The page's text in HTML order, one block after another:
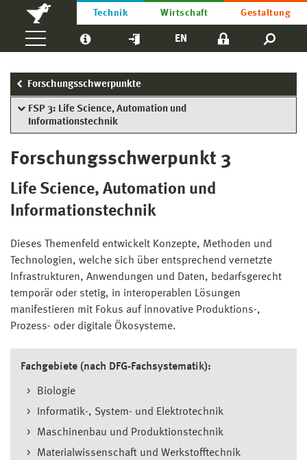
Technik Wirtschaft Gestaltung
EN
Forschungsschwerpunkte
FSP 3: Life Science, Automation und
Informationstechnik
Forschungsschwerpunkt 3
Life Science, Automation und
Informationstechnik
Dieses Themenfeld entwickelt Konzepte, Methoden und
Technologien, welche sich über entsprechend vernetzte
Infrastrukturen, Anwendungen und Daten, bedarfsgerecht
temporär oder stetig, in interoperablen Lösungen
manifestieren mit Fokus auf innovative Produktions-,
Prozess- oder digitale Ökosysteme.
Fachgebiete (nach DFG-Fachsystematik):
Biologie
Informatik-, System- und Elektrotechnik
Maschinenbau und Produktionstechnik
Materialwissenschaft und Werkstofftechnik